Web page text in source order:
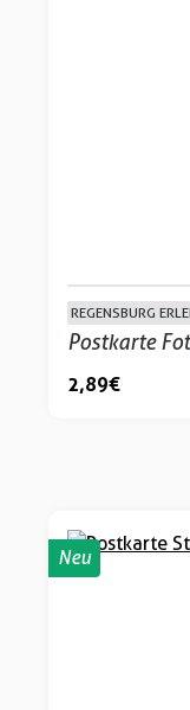
REGENSBURG
Postkarte
2,89 €
Neu